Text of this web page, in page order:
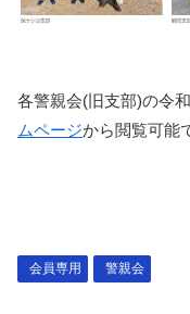
各警親会(旧支部)の令
ムページから閲覧可能
会員専用 警親会